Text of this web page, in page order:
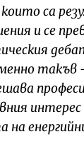
са
и се
такъв
интерес